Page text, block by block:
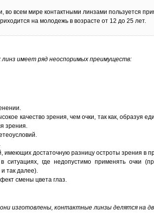
во всем мире контактными линзами пользуется
на молодежь в возрасте от 12 до 25 лет.
имеет ряд неоспоримых преимуществ:
качество зрения, чем очки, так как, образуя
зрения.
достаточную разницу остроты зрения в
в ситуациях, где недопустимо применять очки
так далее).
смены цвета глаз.
изготовлены, контактные линзы делятся на